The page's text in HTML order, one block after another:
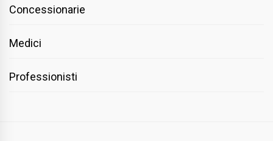
Concessionarie
Medici
Professionisti